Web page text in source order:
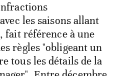
les saisons allant
fait référence à une
règles "obligeant un
tous les détails de la